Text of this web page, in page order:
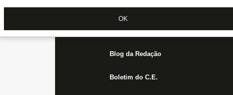
OK
Fórum
Jogos
Blog da Redação
Boletim do C.E.